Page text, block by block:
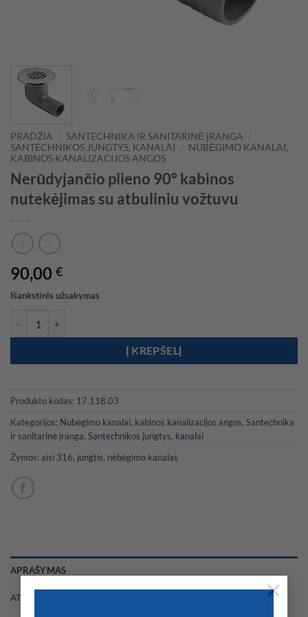
×
PRADŽIA / SANTECHNIKA IR SANITARINĖ ĮRANGA /
SANTECHNIKOS JUNGTYS, KANALAI / NUBĖGIMO KANALAI,
KABINOS KANALIZACIJOS ANGOS
Nerūdyjančio plieno 90° kabinos
nutekėjimas su atbuliniu vožtuvu
90,00 €
Išankstinis užsakymas
Į KREPŠELĮ
Produkto kodas: 17.118.03
Kategorijos: Nubėgimo kanalai, kabinos kanalizacijos angos, Santechnika
ir sanitarinė įranga, Santechnikos jungtys, kanalai
Žymos: aisi 316, jungtis, nebėgimo kanalas
APRAŠYMAS
ATSILIEPIMAI (0)